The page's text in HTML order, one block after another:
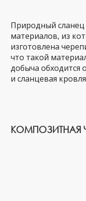
Природный
материалов, из
изготовлена
что такой
добыча обходится
и сланцевая
КОМПОЗИТНАЯ